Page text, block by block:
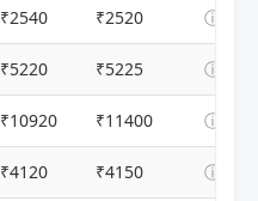
₹2540 ₹2520 ⓘ
₹5220 ₹5225 ⓘ
₹10920 ₹11400 ⓘ
₹4120 ₹4150 ⓘ